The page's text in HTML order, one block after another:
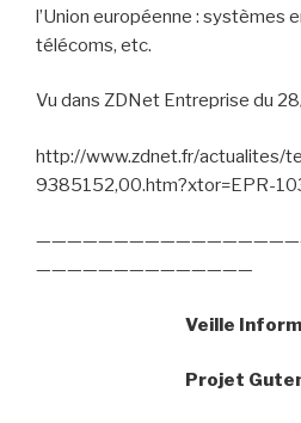
l’Union européenne : systèmes
télécoms, etc.
Vu dans ZDNet Entreprise du
http://www.zdnet.fr/actualites/
9385152,00.htm?xtor=EPR-
——————————————
Veille
Projet